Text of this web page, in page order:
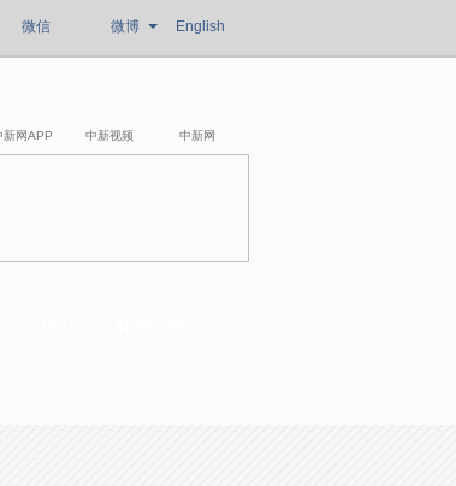
微信 微博 English
新网APP 中新视频 中新网